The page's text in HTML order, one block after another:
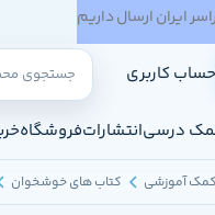
حساب کاربری
درسیانتشاراتفروشگاه
کمک آموزشی کتاب های خوشخوان
ایران ارسال داریم